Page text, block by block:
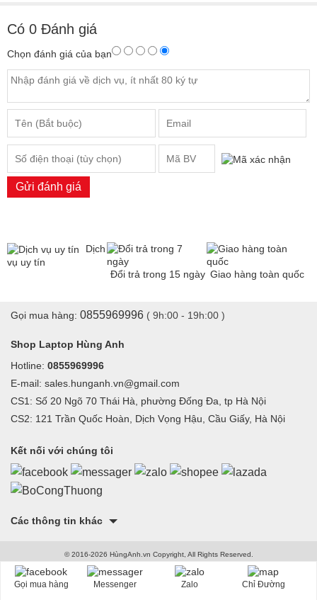
Có 0 Đánh giá
Chọn đánh giá của bạn
Gửi đánh giá
Dịch
vụ uy tín
Đổi trả trong 15 ngày Giao hàng toàn quốc
Gọi mua hàng: 0855969996 ( 9h:00 - 19h:00 )
Shop Laptop Hùng Anh
Hotline: 0855969996
E-mail: sales.hunganh.vn@gmail.com
CS1: Số 20 Ngõ 70 Thái Hà, phường Đống Đa, tp Hà Nội
CS2: 121 Trần Quốc Hoàn, Dịch Vọng Hậu, Cầu Giấy, Hà Nội
Kết nối với chúng tôi
Các thông tin khác
© 2016-2026 HùngAnh.vn Copyright, All Rights Reserved.
Gọi mua hàng Messenger Zalo Chỉ Đường